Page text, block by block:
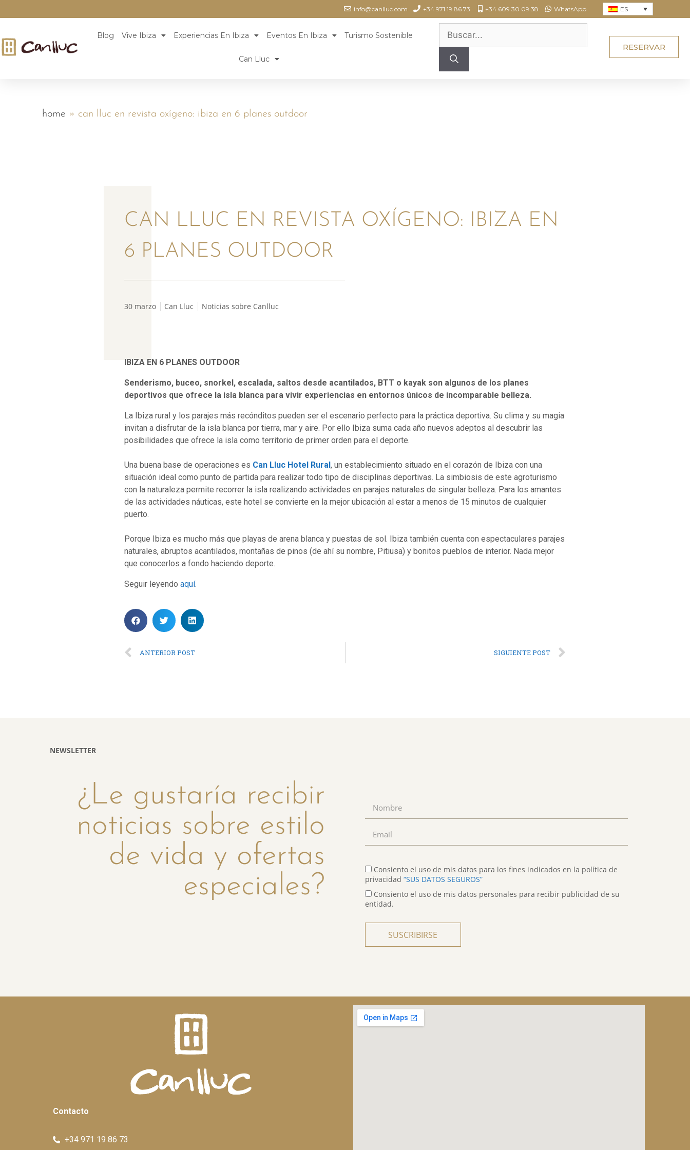
info@canlluc.com +34 971 19 86 73 +34 609 30 09 38 WhatsApp ES
Blog Vive Ibiza Experiencias En Ibiza Eventos En Ibiza Turismo Sostenible
Can Lluc
RESERVAR
home » can lluc en revista oxígeno: ibiza en 6 planes outdoor
CAN LLUC EN REVISTA OXÍGENO: IBIZA EN
6 PLANES OUTDOOR
30 marzo Can Lluc Noticias sobre Canlluc
IBIZA EN 6 PLANES OUTDOOR
Senderismo, buceo, snorkel, escalada, saltos desde acantilados, BTT o kayak son algunos de los planes
deportivos que ofrece la isla blanca para vivir experiencias en entornos únicos de incomparable belleza.
La Ibiza rural y los parajes más recónditos pueden ser el escenario perfecto para la práctica deportiva. Su clima y su magia
invitan a disfrutar de la isla blanca por tierra, mar y aire. Por ello Ibiza suma cada año nuevos adeptos al descubrir las
posibilidades que ofrece la isla como territorio de primer orden para el deporte.
Una buena base de operaciones es Can Lluc Hotel Rural, un establecimiento situado en el corazón de Ibiza con una
situación ideal como punto de partida para realizar todo tipo de disciplinas deportivas. La simbiosis de este agroturismo
con la naturaleza permite recorrer la isla realizando actividades en parajes naturales de singular belleza. Para los amantes
de las actividades náuticas, este hotel se convierte en la mejor ubicación al estar a menos de 15 minutos de cualquier
puerto.
Porque Ibiza es mucho más que playas de arena blanca y puestas de sol. Ibiza también cuenta con espectaculares parajes
naturales, abruptos acantilados, montañas de pinos (de ahí su nombre, Pitiusa) y bonitos pueblos de interior. Nada mejor
que conocerlos a fondo haciendo deporte.
Seguir leyendo aquí.
ANTERIOR POST SIGUIENTE POST
NEWSLETTER
¿Le gustaría recibir
noticias sobre estilo
de vida y ofertas
especiales?
Consiento el uso de mis datos para los fines indicados en la política de
privacidad “SUS DATOS SEGUROS”
Consiento el uso de mis datos personales para recibir publicidad de su
entidad.
SUSCRIBIRSE
Contacto
+34 971 19 86 73